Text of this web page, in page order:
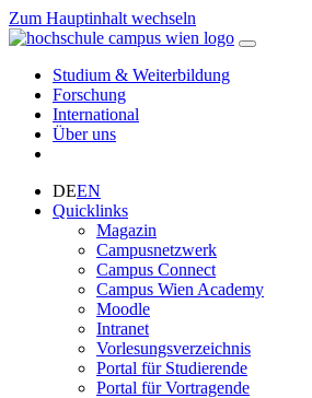
Zum Hauptinhalt wechseln
Studium & Weiterbildung
Forschung
International
Über uns
DEEN
Quicklinks
Magazin
Campusnetzwerk
Campus Connect
Campus Wien Academy
Moodle
Intranet
Vorlesungsverzeichnis
Portal für Studierende
Portal für Vortragende